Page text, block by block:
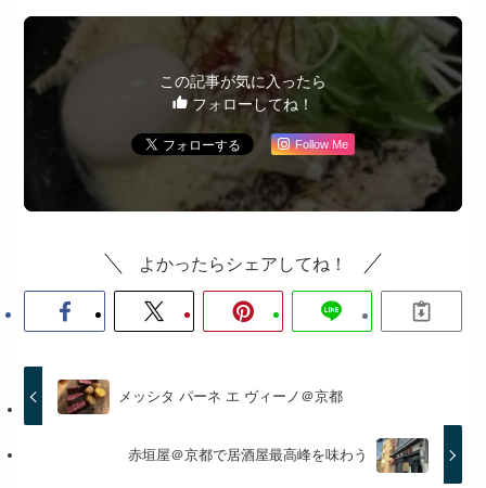
この記事が気に入ったら
フォローしてね！
Follow Me
よかったらシェアしてね！
メッシタ パーネ エ ヴィーノ＠京都
赤垣屋＠京都で居酒屋最高峰を味わう